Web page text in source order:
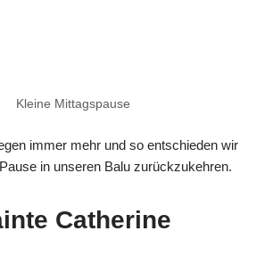
Kleine Mittagspause
immer mehr und so entschieden wir
in unseren Balu zurückzukehren.
Catherine